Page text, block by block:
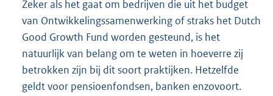
Zeker als het gaat om bedrijven die uit het budget
van Ontwikkelingssamenwerking of straks het Dutch
Good Growth Fund worden gesteund, is het
natuurlijk van belang om te weten in hoeverre zij
betrokken zijn bij dit soort praktijken. Hetzelfde
geldt voor pensioenfondsen, banken enzovoort.